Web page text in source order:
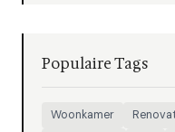
Populaire Tags
Woonkamer